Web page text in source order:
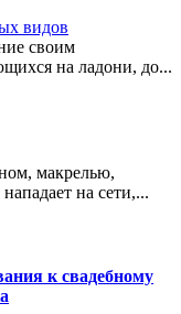
своим
на ладони, до...
макрелью,
на сети,...
к свадебному